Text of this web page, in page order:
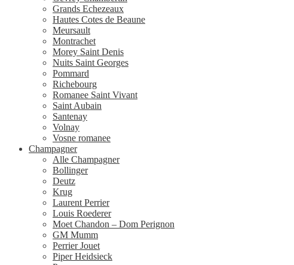
Grands Echezeaux
Hautes Cotes de Beaune
Meursault
Montrachet
Morey Saint Denis
Nuits Saint Georges
Pommard
Richebourg
Romanee Saint Vivant
Saint Aubain
Santenay
Volnay
Vosne romanee
Champagner
Alle Champagner
Bollinger
Deutz
Krug
Laurent Perrier
Louis Roederer
Moet Chandon – Dom Perignon
GM Mumm
Perrier Jouet
Piper Heidsieck